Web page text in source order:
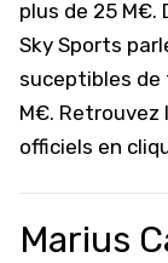
plus de 25 M€.
Sky Sports
suceptibles de
M€.
officiels en
Marius